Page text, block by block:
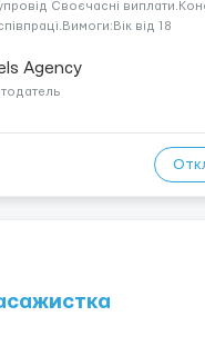
Своєчасні
від 18
не обов’язковий.Якщо вас
відгук, і ми зв’яжемося ...
Agency